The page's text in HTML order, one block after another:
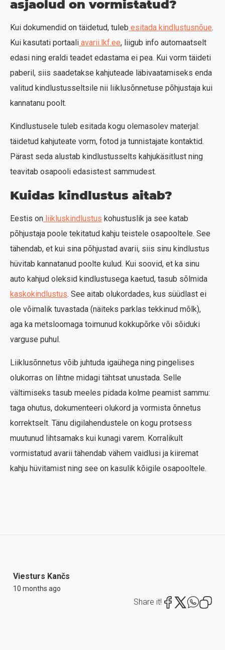
asjaolud on vormistatud?
Kui dokumendid on täidetud, tuleb esitada kindlustusnõue.
Kui kasutati portaali avarii.lkf.ee, liigub info automaatselt
edasi ning eraldi teadet edastama ei pea. Kui vorm täideti
paberil, siis saadetakse kahjuteade läbivaatamiseks enda
valitud kindlustusseltsile nii liiklusõnnetuse põhjustaja kui
kannatanu poolt.
Kindlustusele tuleb esitada kogu olemasolev materjal:
täidetud kahjuteate vorm, fotod ja tunnistajate kontaktid.
Pärast seda alustab kindlustusselts kahjukäsitlust ning
teavitab osapooli edasistest sammudest.
Kuidas kindlustus aitab?
Eestis on liikluskindlustus kohustuslik ja see katab
põhjustaja poole tekitatud kahju teistele osapooltele. See
tähendab, et kui sina põhjustad avarii, siis sinu kindlustus
hüvitab kannatanud poolte kulud. Kui soovid, et ka sinu
auto kahjud oleksid kindlustusega kaetud, tasub sõlmida
kaskokindlustus. See aitab olukordades, kus süüdlast ei
ole võimalik tuvastada (näiteks parklas tekkinud mõlk),
aga ka metsloomaga toimunud kokkupõrke või sõiduki
varguse puhul.
Liiklusõnnetus võib juhtuda igaühega ning pingelises
olukorras on lihtne midagi tähtsat unustada. Selle
vältimiseks tasub meeles pidada kolme peamist sammu:
taga ohutus, dokumenteeri olukord ja vormista õnnetus
korrektselt. Tänu digilahendustele on kogu protsess
muutunud lihtsamaks kui kunagi varem. Korralikult
vormistatud avarii tähendab vähem vaidlusi ja kiiremat
kahju hüvitamist ning see on kasulik kõigile osapooltele.
Viesturs Kančs
10 months ago
Share it!